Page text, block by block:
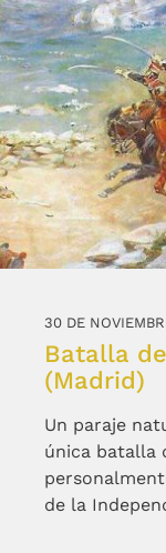
30 DE
Batalla
(Madrid)
Un paraje
única batalla
de la